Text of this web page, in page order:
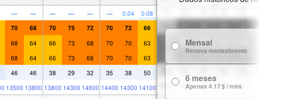
— — — — — — 0.04 0.08
70 68 70 75 72 70 72 66
68 64 66 73 68 70 70 63
68 64 66 73 68 70 70 63
46 46 38 29 32 35 38 50
13500 13800 13800 14300 14600 14400 14300 14100
Mensal
Renova mensalmente
6 meses
Apenas 4.17 $ / mês